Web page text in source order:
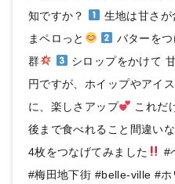
知ですか？
生地は甘さが
まペロっと
バターを
群
シロップをかけて
円ですが、ホイップやアイ
に、楽しさアップ
これだ
後まで食べれること間違い
4枚をつなげてみました
#
#梅田地下街 #belle-ville #